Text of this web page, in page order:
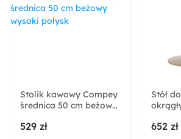
Montaż:
Do samodzielnego montażu
Materiał:
Płyta meblowa
Stolik kawowy Compey
średnica 50 cm beżowy
529 zł
Stół
652 zł